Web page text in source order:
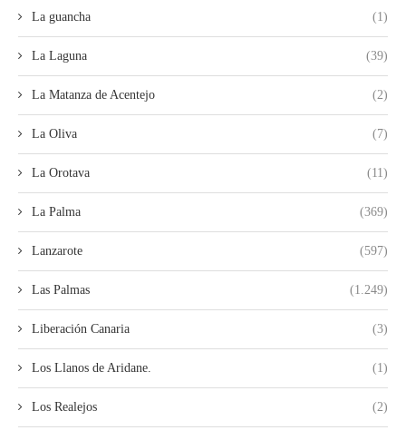
La guancha (1)
La Laguna (39)
La Matanza de Acentejo (2)
La Oliva (7)
La Orotava (11)
La Palma (369)
Lanzarote (597)
Las Palmas (1.249)
Liberación Canaria (3)
Los Llanos de Aridane. (1)
Los Realejos (2)